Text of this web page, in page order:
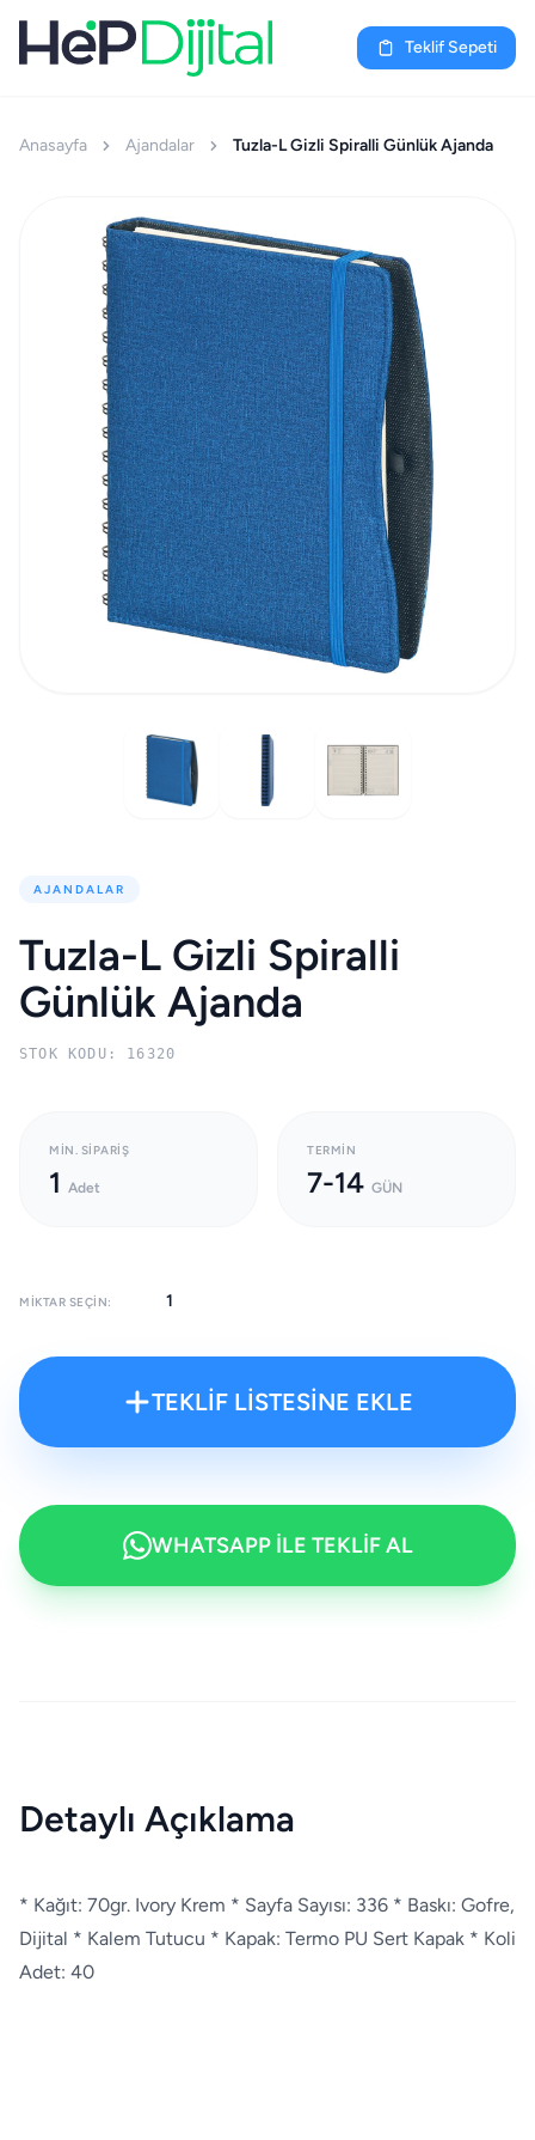
Teklif Sepeti
Anasayfa Ajandalar Tuzla-L Gizli Spiralli Günlük Ajanda
AJANDALAR
Tuzla-L Gizli Spiralli
Günlük Ajanda
STOK KODU: 16320
MIN. SIPARIŞ
1 Adet
TERMIN
7-14 GÜN
MIKTAR SEÇIN:
TEKLİF LİSTESİNE EKLE
WHATSAPP İLE TEKLİF AL
Detaylı Açıklama
* Kağıt: 70gr. Ivory Krem * Sayfa Sayısı: 336 * Baskı: Gofre,
Dijital * Kalem Tutucu * Kapak: Termo PU Sert Kapak * Koli
Adet: 40